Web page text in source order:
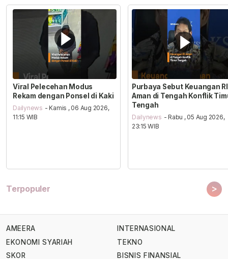
Viral Pelecehan Modus
Rekam dengan Ponsel di Kaki
Dailynews - Kamis , 06 Aug 2026,
11:15 WIB
Purbaya Sebut Keuangan RI
Aman di Tengah Konflik
Tengah
Dailynews - Rabu , 05 Aug 2026,
23:15 WIB
Terpopuler >
AMEERA
EKONOMI SYARIAH
SKOR
INTERNASIONAL
TEKNO
BISNIS FINANSIAL